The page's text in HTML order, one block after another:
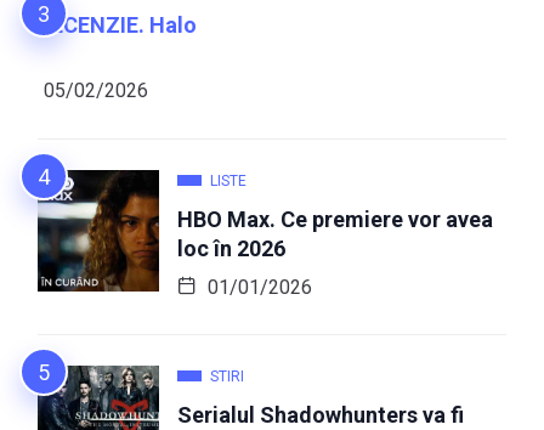
RECENZIE. Halo
05/02/2026
LISTE
HBO Max. Ce premiere vor avea
loc în 2026
01/01/2026
STIRI
Serialul Shadowhunters va fi